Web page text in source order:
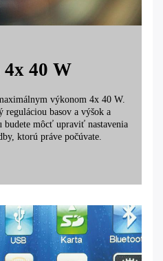
40 W
výkonom 4x 40 W.
reguláciou basov a výšok a
môcť upraviť nastavenia
ktorú práve počúvate.